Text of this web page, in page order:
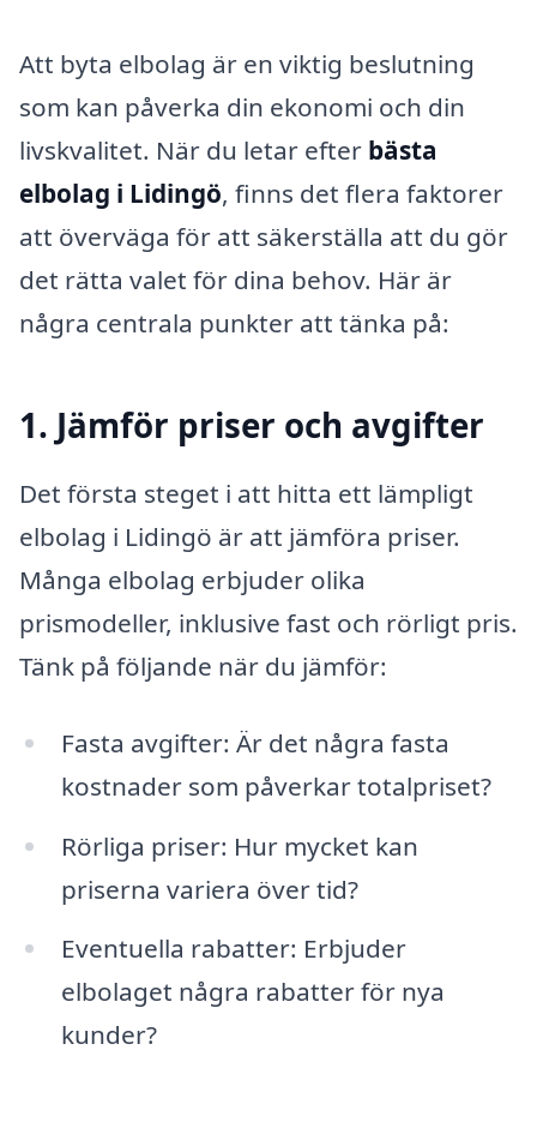
Att byta elbolag är en viktig beslutning
som kan påverka din ekonomi och din
livskvalitet. När du letar efter bästa
elbolag i Lidingö, finns det flera faktorer
att överväga för att säkerställa att du gör
det rätta valet för dina behov. Här är
några centrala punkter att tänka på:
1. Jämför priser och avgifter
Det första steget i att hitta ett lämpligt
elbolag i Lidingö är att jämföra priser.
Många elbolag erbjuder olika
prismodeller, inklusive fast och rörligt pris.
Tänk på följande när du jämför:
Fasta avgifter: Är det några fasta
kostnader som påverkar totalpriset?
Rörliga priser: Hur mycket kan
priserna variera över tid?
Eventuella rabatter: Erbjuder
elbolaget några rabatter för nya
kunder?